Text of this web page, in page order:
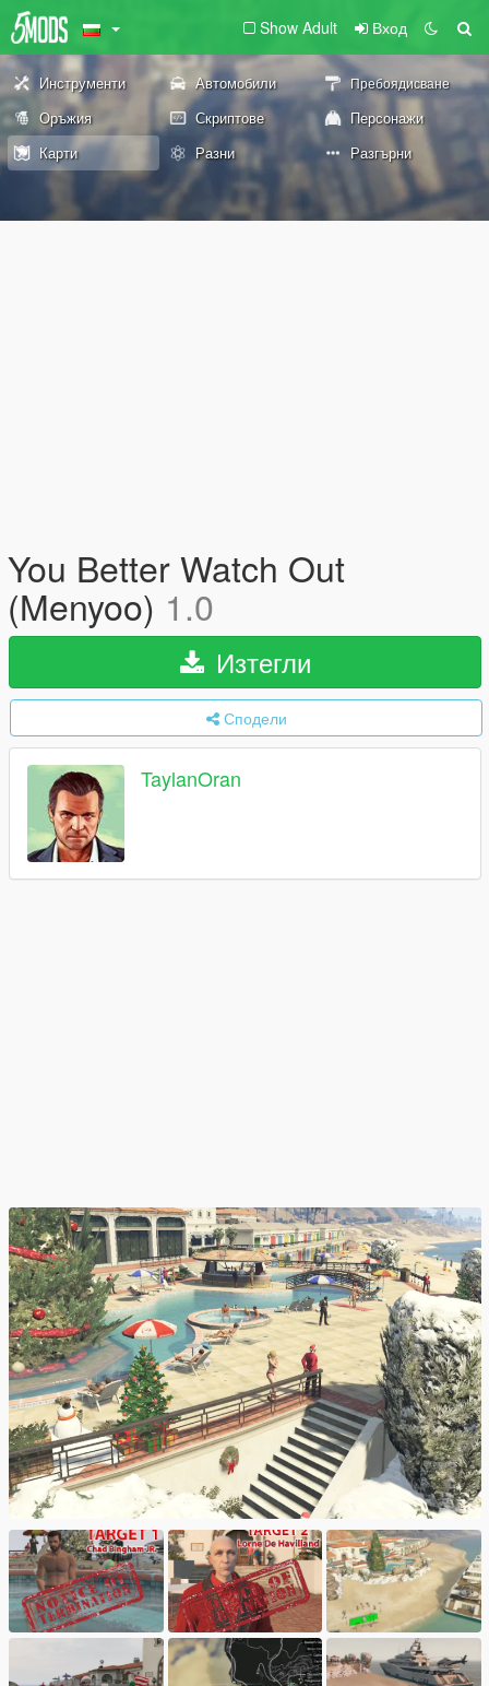
Show Adult Вход
Инструменти Автомобили Пребоядисване
Оръжия Скриптове
Персонажи
Карти
Разни Разгърни
You Better Watch Out
(Menyoo) 1.0
Изтегли
Сподели
TaylanOran